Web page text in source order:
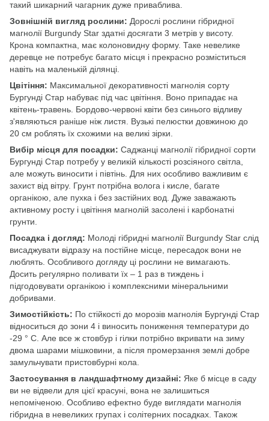
такий шикарний чагарник дуже приваблива.
Зовнішній вигляд рослини: Дорослі рослини гібридної
магнолії Burgundy Star здатні досягати 3 метрів у висоту.
Крона компактна, має колоновидну форму. Таке невелике
деревце не потребує багато місця і прекрасно розміститься
навіть на маленькій ділянці.
Цвітіння: Максимальної декоративності магнолія сорту
Бургунді Стар набуває під час цвітіння. Воно припадає на
квітень-травень. Бордово-червоні квіти без синього відливу
з'являються раніше ніж листя. Вузькі пелюстки довжиною до
20 см роблять їх схожими на великі зірки.
Вибір місця для посадки: Саджанці магнолії гібридної сорти
Бургунді Стар потребу у великій кількості розсіяного світла,
але можуть виносити і півтінь. Для них особливо важливим є
захист від вітру. Грунт потрібна волога і кисле, багате
органікою, але пухка і без застійних вод. Дуже заважають
активному росту і цвітіння магнолій засолені і карбонатні
грунти.
Посадка і догляд: Молоді гібридні магнолії Burgundy Star слід
висаджувати відразу на постійне місце, пересадок вони не
люблять. Особливого догляду ці рослини не вимагають.
Досить регулярно поливати їх – 1 раз в тиждень і
підгодовувати органікою і комплексними мінеральними
добривами.
Зимостійкість: По стійкості до морозів магнолія Бургунді Стар
відноситься до зони 4 і виносить пониження температури до
-29 ° С. Але все ж стовбур і гілки потрібно вкривати на зиму
двома шарами мішковини, а після промерзання землі добре
замульчувати пристовбурні кола.
Застосування в ландшафтному дизайні: Яке б місце в саду
ви не відвели для цієї красуні, вона не залишиться
непоміченою. Особливо ефектно буде виглядати магнолія
гібридна в невеликих групах і солітерних посадках. Також